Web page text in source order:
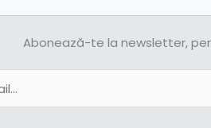
Abonează-te la newsletter,